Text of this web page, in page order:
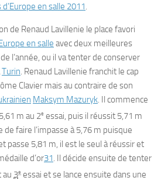
en salle 2011.
de Renaud Lavillenie le place favori
en salle avec deux meilleures
l’année, ou il va tenter de conserver
Turin. Renaud Lavillenie franchit le cap
Clavier mais au contraire de son
Maksym Mazuryk. Il commence
m au 2e essai, puis il réussit 5,71 m
de faire l’impasse à 5,76 m puisque
passe 5,81 m, il est le seul à réussir et
d’or31. Il décide ensuite de tenter
au 3e essai et se lance ensuite dans une